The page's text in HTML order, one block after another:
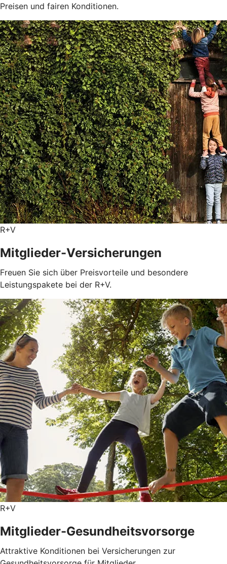
Preisen und fairen Konditionen.
R+V
Mitglieder-Versicherungen
Freuen Sie sich über Preisvorteile und besondere
Leistungspakete bei der R+V.
R+V
Mitglieder-Gesundheits­vorsorge
Attraktive Konditionen bei Versicherungen zur